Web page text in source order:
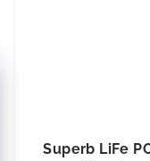
Superb LiFe